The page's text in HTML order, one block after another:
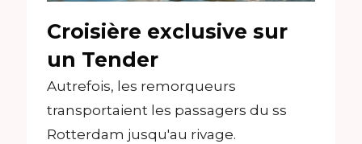
Croisière exclusive sur
un Tender
Autrefois, les remorqueurs
transportaient les passagers du ss
Rotterdam jusqu'au rivage.